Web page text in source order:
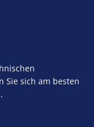
Sie sich am besten